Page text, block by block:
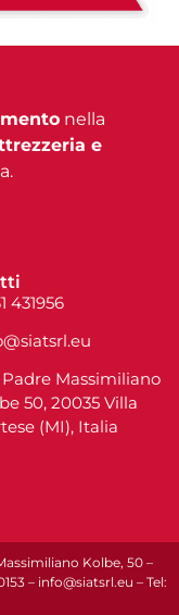
nella
e
431956
Massimiliano
50, 20035 Villa
(MI), Italia
Kolbe, 50 –
– info@siatsrl.eu – Tel: